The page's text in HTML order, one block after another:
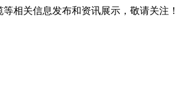
相关信息发布和资讯展示，敬请关注！